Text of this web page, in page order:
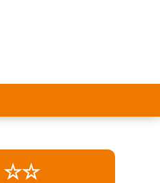
☆☆